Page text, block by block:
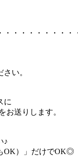
・・・・・・・・・
い。
に
お送りします。
♪
OK）」だけでOK◎